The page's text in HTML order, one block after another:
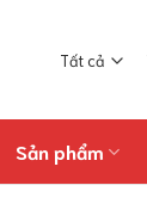
Sản phẩm